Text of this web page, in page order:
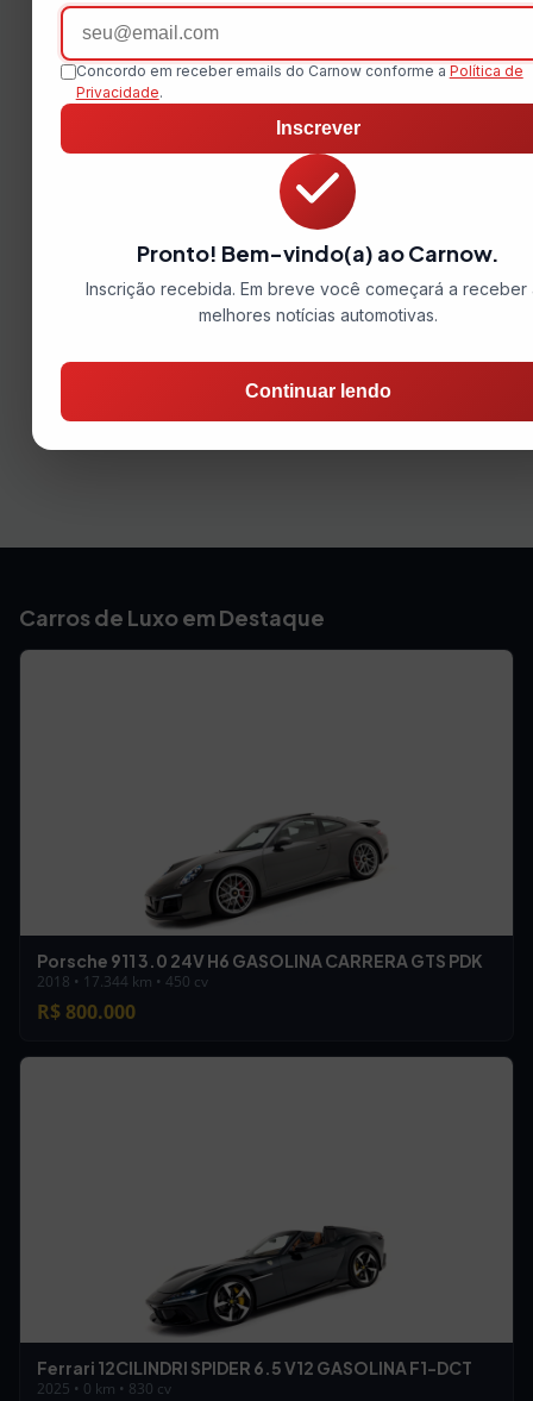
Carros de Luxo em Destaque
Porsche 911 3.0 24V H6 GASOLINA CARRERA GTS PDK
2018 • 17.344 km • 450 cv
R$ 800.000
Ferrari 12CILINDRI SPIDER 6.5 V12 GASOLINA F1-DCT
2025 • 0 km • 830 cv
Email
Concordo em receber emails do Carnow conforme a Política de
Privacidade.
Inscrever
Pronto! Bem-vindo(a) ao Carnow.
Inscrição recebida. Em breve você começará a receber
melhores notícias automotivas.
Continuar lendo